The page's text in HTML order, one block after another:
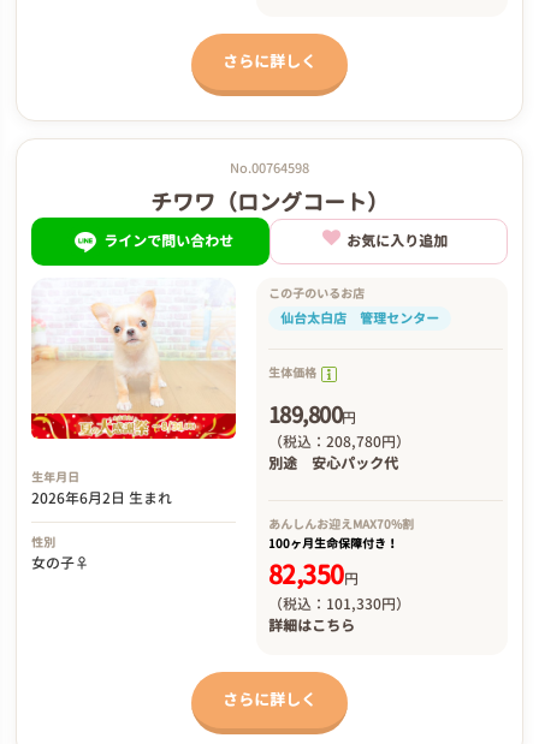
さらに詳しく
No.00764598
チワワ（ロングコート）
ラインで問い合わせ お気に入り追加
生年月日
2026年6月2日 生まれ
性別
女の子♀
この子のいるお店
仙台太白店 管理センター
生体価格
189,800円
（税込：208,780円）
別途 安心パック代
あんしんお迎え MAX70%割
100ヶ月生命保障付き！
82,350円
（税込：101,330円）
詳細はこちら
さらに詳しく